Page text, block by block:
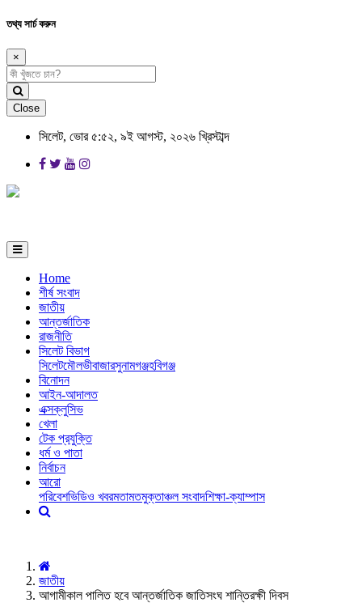
তথ্য সার্চ করুন
×
Close
সিলেট, ভোর ৫:৫২, ৯ই আগস্ট, ২০২৬ খ্রিস্টাব্দ
Home
শীর্ষ সংবাদ
জাতীয়
আন্তর্জাতিক
রাজনীতি
সিলেট বিভাগ
সিলেটমৌলভীবাজারসুনামগঞ্জহবিগঞ্জ
বিনোদন
আইন-আদালত
এক্সক্লুসিভ
খেলা
টেক প্রযুক্তি
ধর্ম ও পাতা
নির্বাচন
আরো
পরিবেশভিডিও খবরমতামতমুক্তাঞ্চল সংবাদশিক্ষা-ক্যাম্পাস
জাতীয়
আগামীকাল পালিত হবে আন্তর্জাতিক জাতিসংঘ শান্তিরক্ষী দিবস